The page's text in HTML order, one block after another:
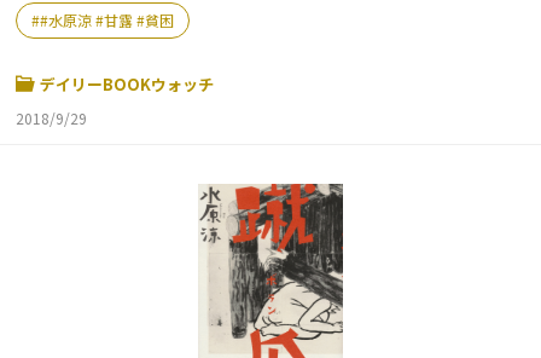
#水原涼 #甘露 #貧困
デイリーBOOKウォッチ
2018/9/29